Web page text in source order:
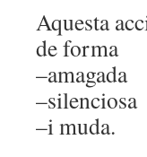
Aquesta
de forma
–amagada
–silenciosa
–i muda.